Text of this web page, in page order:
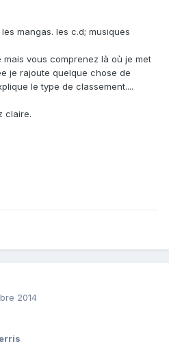
mangas. les c.d; musiques
vous comprenez là où je met
je rajoute quelque chose de
le type de classement....
claire.
2014